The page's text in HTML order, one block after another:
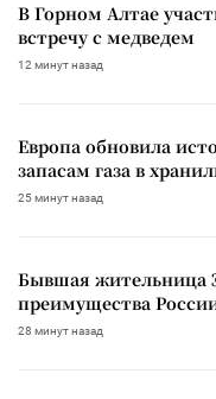
В Горном Алтае
встречу с медведем
12 минут назад
Европа обновила
запасам газа в
25 минут назад
Бывшая жительница
преимущества
28 минут назад